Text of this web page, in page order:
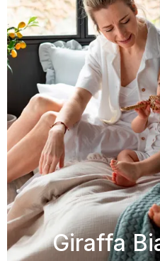
Giraffa